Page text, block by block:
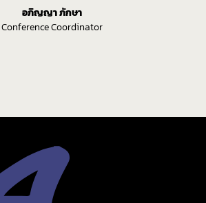
อภิญญา ภักษา
Conference Coordinator